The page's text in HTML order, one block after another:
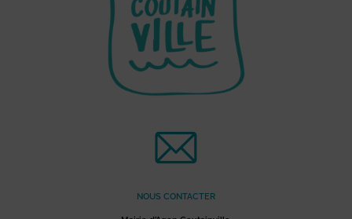
NOUS CONTACTER